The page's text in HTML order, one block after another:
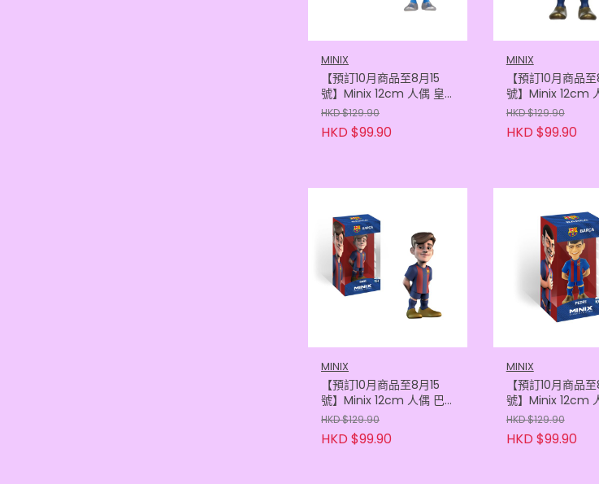
MINIX
【預訂10月商品至8月15
號】Minix 12cm 人偶 皇
家馬德里 - 古圖爾斯
(8436605118369)
HKD $129.90
HKD $99.90
MINIX
【預訂10月商品
號】Minix 12cm
塞隆拿 - 艾坦娜
(8436605119922)
HKD $129.90
HKD $99.90
MINIX
【預訂10月商品至8月15
號】Minix 12cm 人偶 巴
塞隆拿 - 加維
(8436605113142)
HKD $129.90
HKD $99.90
MINIX
【預訂10月商品
號】Minix 12cm
塞隆拿 - 柏迪
(8436605113074)
HKD $129.90
HKD $99.90